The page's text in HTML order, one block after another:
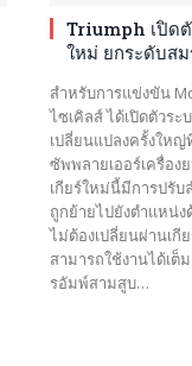
Triumph เปิด
ใหม่ ยกระดับสม
สำหรับการแข่งขัน
ไซเคิลส์ ได้เปิดตัวร
เปลี่ยนแปลงครั้งให
ซัพพลายเออร์เครื่อง
เกียร์ใหม่นี้มีการปรับ
ถูกย้ายไปยังตำแหน่
ไม่ต้องเปลี่ยนผ่านเ
สามารถใช้งานได้เต็
รอัมพ์สามสูบ…